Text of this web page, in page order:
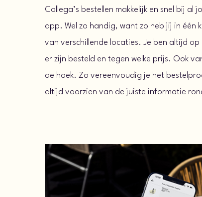
Collega’s bestellen makkelijk en snel bij al
app. Wel zo handig, want zo heb jij in één
van verschillende locaties. Je ben altijd
er zijn besteld en tegen welke prijs. Ook
de hoek. Zo vereenvoudig je het
altijd voorzien van de juiste informatie